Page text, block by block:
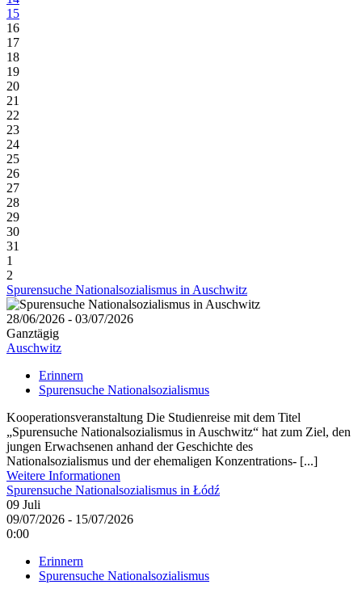
15
16
17
18
19
20
21
22
23
24
25
26
27
28
29
30
31
1
2
Spurensuche Nationalsozialismus in Auschwitz
28/06/2026 - 03/07/2026
Ganztägig
Auschwitz
Erinnern
Spurensuche Nationalsozialismus
Kooperationsveranstaltung Die Studienreise mit dem Titel
„Spurensuche Nationalsozialismus in Auschwitz“ hat zum Ziel, den
jungen Erwachsenen anhand der Geschichte des
Nationalsozialismus und der ehemaligen Konzentrations- [...]
Weitere Informationen
Spurensuche Nationalsozialismus in Łódź
09 Juli
09/07/2026 - 15/07/2026
0:00
Erinnern
Spurensuche Nationalsozialismus